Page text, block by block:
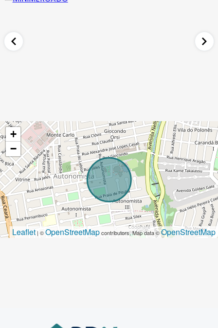
+
−
Leaflet| ©OpenStreetMapcontributors, Map data ©OpenStreetMap